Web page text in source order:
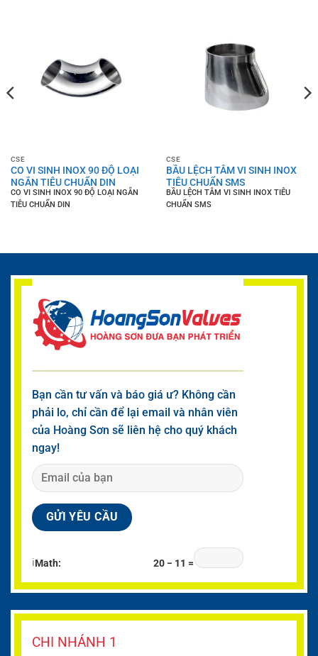
CSE
CO VI SINH INOX 90 ĐỘ LOẠI
NGẮN TIÊU CHUẨN DIN
CO VI SINH INOX 90 ĐỘ LOẠI NGẮN
TIÊU CHUẨN DIN
CSE
BẦU LỆCH TÂM VI SINH INOX
TIÊU CHUẨN SMS
BẦU LỆCH TÂM VI SINH INOX TIÊU
CHUẨN SMS
Bạn cần tư vấn và báo giá ư? Không cần
phải lo, chỉ cần để lại email và nhân viên
của Hoàng Sơn sẽ liên hệ cho quý khách
ngay!
ℹMath: 20 − 11 =
CHI NHÁNH 1